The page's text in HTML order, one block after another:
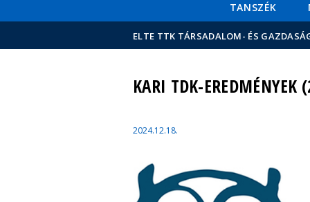
TANSZÉK
ELTE TTK TÁRSADALOM- ÉS
KARI TDK-EREDMÉNYEK
2024.12.18.